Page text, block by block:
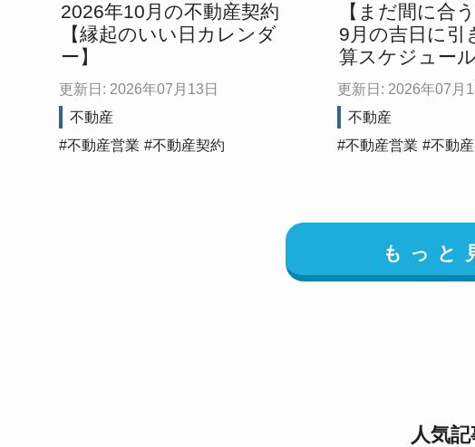
2026年10月の不動産契約
【縁起のいい日カレンダ
ー】
更新日: 2026年07月13日
不動産
不動産営業
不動産契約
【まだ間に合
9月の吉日に引
算スケジュール
更新日: 2026年07月
不動産
不動産営業
不動
もっと
人気